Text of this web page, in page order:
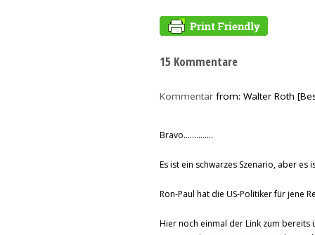
15 Kommentare
Kommentar from: Walter Roth
Bravo..............
Es ist ein schwarzes Szenario, aber es
Ron-Paul hat die US-Politiker für jene
Hier noch einmal der Link zum